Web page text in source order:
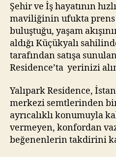
Şehir ve İş hayatının
maviliğinin ufukta prens
buluştuğu, yaşam
aldığı Küçükyalı
tarafından satışa
Residence’ta yerinizi
Yalıpark Residence,
merkezi semtlerinden
ayrıcalıklı konumuyla
vermeyen, konfordan
beğenenlerin takdirini